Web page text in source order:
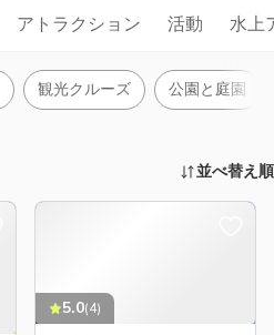
アトラクション 活動 水上
観光クルーズ 公園と庭園
並べ替え順
5.0(4)